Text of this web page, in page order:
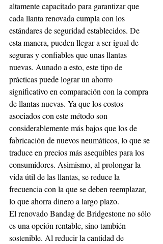
altamente capacitado para garantizar que
cada llanta renovada cumpla con los
estándares de seguridad establecidos. De
esta manera, pueden llegar a ser igual de
seguras y confiables que unas llantas
nuevas. Aunado a esto, este tipo de
prácticas puede lograr un ahorro
significativo en comparación con la compra
de llantas nuevas. Ya que los costos
asociados con este método son
considerablemente más bajos que los de
fabricación de nuevos neumáticos, lo que se
traduce en precios más asequibles para los
consumidores. Asimismo, al prolongar la
vida útil de las llantas, se reduce la
frecuencia con la que se deben reemplazar,
lo que ahorra dinero a largo plazo.
El renovado Bandag de Bridgestone no sólo
es una opción rentable, sino también
sostenible. Al reducir la cantidad de